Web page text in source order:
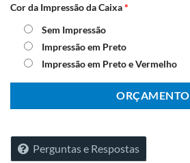
Cor da Impressão da Caixa*
Sem Impressão
Impressão em Preto
Impressão em Preto e Vermelho
ORÇAMENTO
Perguntas e Respostas